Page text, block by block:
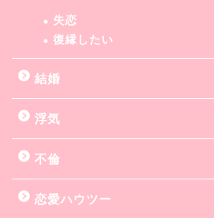
失恋
復縁したい
結婚
浮気
不倫
恋愛ハウツー